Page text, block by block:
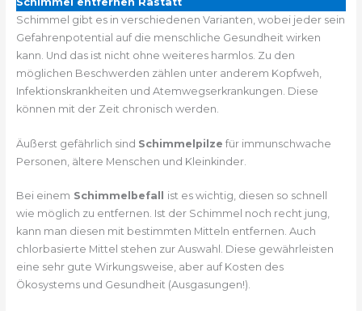
Schimmel gibt es in verschiedenen Varianten, wobei jeder sein
Gefahrenpotential auf die menschliche Gesundheit wirken
kann. Und das ist nicht ohne weiteres harmlos. Zu den
möglichen Beschwerden zählen unter anderem Kopfweh,
Infektionskrankheiten und Atemwegserkrankungen. Diese
können mit der Zeit chronisch werden.
Äußerst gefährlich sind Schimmelpilze für immunschwache
Personen, ältere Menschen und Kleinkinder.
Bei einem Schimmelbefall ist es wichtig, diesen so schnell
wie möglich zu entfernen. Ist der Schimmel noch recht jung,
kann man diesen mit bestimmten Mitteln entfernen. Auch
chlorbasierte Mittel stehen zur Auswahl. Diese gewährleisten
eine sehr gute Wirkungsweise, aber auf Kosten des
Ökosystems und Gesundheit (Ausgasungen!).